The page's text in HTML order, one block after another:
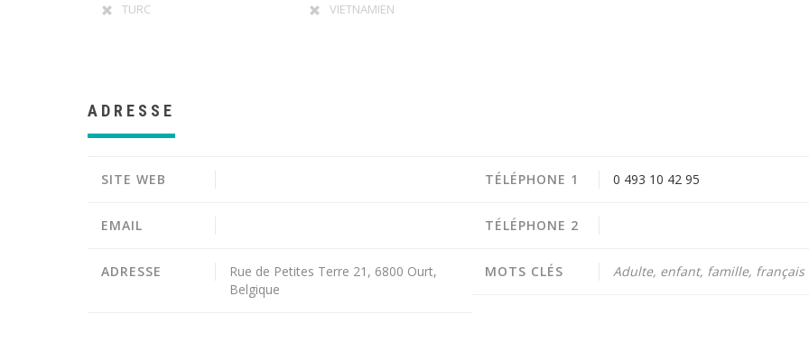
TURC VIETNAMIEN
ADRESSE
SITE WEB
EMAIL
ADRESSE
Rue de Petites Terre 21, 6800 Ourt,
Belgique
TÉLÉPHONE 1 0 493 10 42 95
TÉLÉPHONE 2
MOTS CLÉS Adulte, enfant, famille, français